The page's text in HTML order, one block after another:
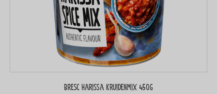
Bresc Harissa kruidenmix 450g